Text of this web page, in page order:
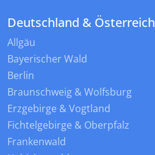
Deutschland & Österreich
Allgäu
Bayerischer Wald
Berlin
Braunschweig & Wolfsburg
Erzgebirge & Vogtland
Fichtelgebirge & Oberpfalz
Frankenwald